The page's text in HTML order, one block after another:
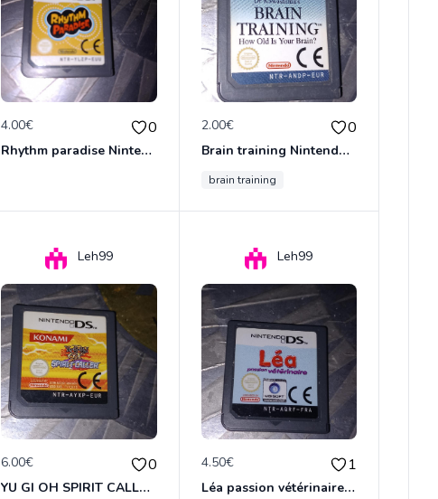
4.00€ 0
Rhythm paradise Nintendo ds
2.00€ 0
Brain training Nintendo ds
brain training
Leh99
6.00€ 0
YU GI OH SPIRIT CALLER NINTENDO DS
Leh99
4.50€ 1
Léa passion vétérinaire Nintendo ds